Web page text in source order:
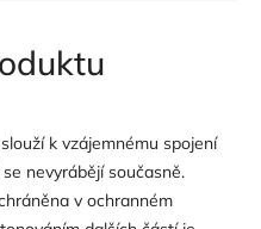
k vzájemnému spojení
nevyrábějí současně.
v ochranném